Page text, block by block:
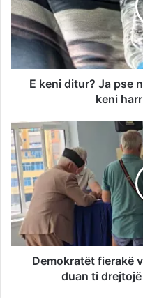
E keni ditur? Ja pse
keni
Demokratët fierakë
duan ti